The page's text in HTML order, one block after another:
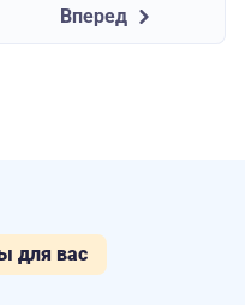
Вперед
для вас